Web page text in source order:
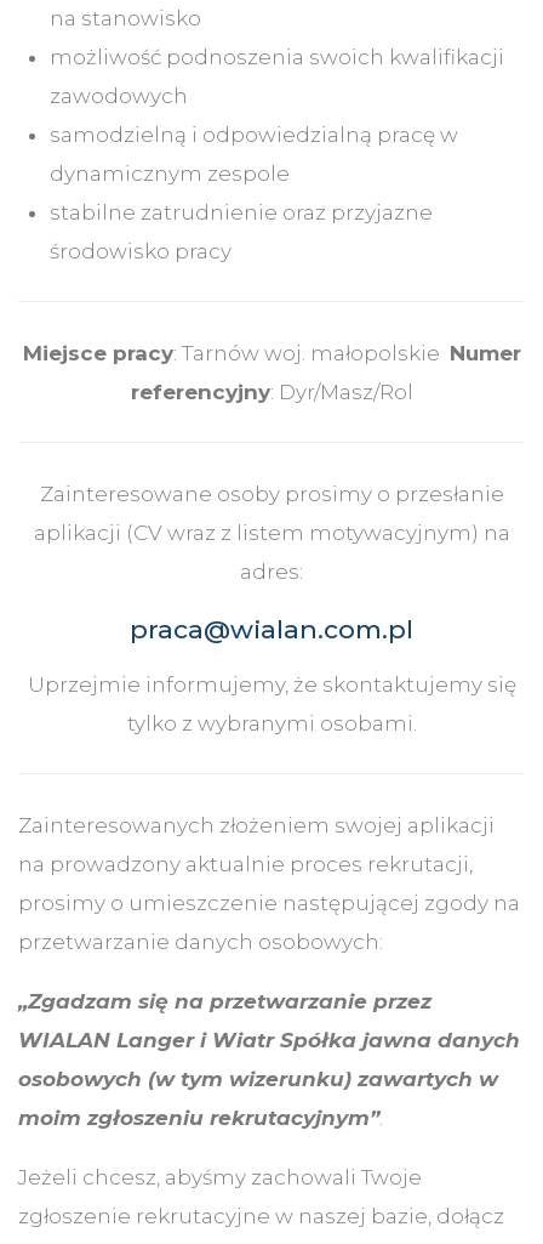
na stanowisko
możliwość podnoszenia swoich kwalifikacji
zawodowych
samodzielną i odpowiedzialną pracę w
dynamicznym zespole
stabilne zatrudnienie oraz przyjazne
środowisko pracy
Miejsce pracy: Tarnów woj. małopolskie Numer
referencyjny: Dyr/Masz/Rol
Zainteresowane osoby prosimy o przesłanie
aplikacji (CV wraz z listem motywacyjnym) na
adres:
praca@wialan.com.pl
Uprzejmie informujemy, że skontaktujemy się
tylko z wybranymi osobami.
Zainteresowanych złożeniem swojej aplikacji
na prowadzony aktualnie proces rekrutacji,
prosimy o umieszczenie następującej zgody na
przetwarzanie danych osobowych:
„Zgadzam się na przetwarzanie przez
WIALAN Langer i Wiatr Spółka jawna danych
osobowych (w tym wizerunku) zawartych w
moim zgłoszeniu rekrutacyjnym”.
Jeżeli chcesz, abyśmy zachowali Twoje
zgłoszenie rekrutacyjne w naszej bazie, dołącz